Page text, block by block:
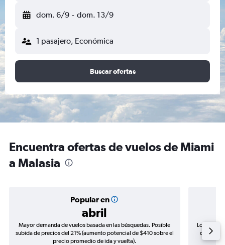
dom. 6/9 - dom. 13/9
1 pasajero, Económica
Buscar ofertas
Encuentra ofertas de vuelos de Miami
a Malasia
Popular en
abril
Mayor demanda de vuelos basada en las búsquedas. Posible
subida de precios del 21% (aumento potencial de $410 sobre el
precio promedio de ida y vuelta).
Los
de